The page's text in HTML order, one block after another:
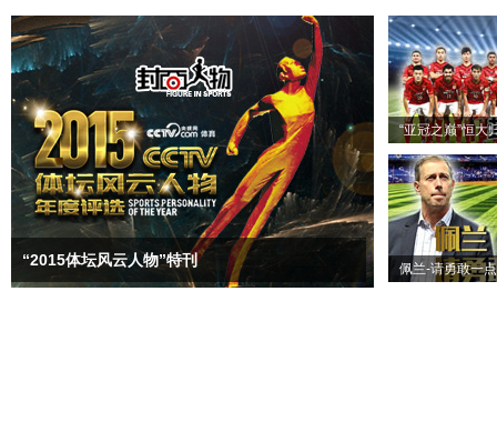
“2015体坛风云人物”特刊
“亚冠之巅”恒大
佩兰-请勇敢一点